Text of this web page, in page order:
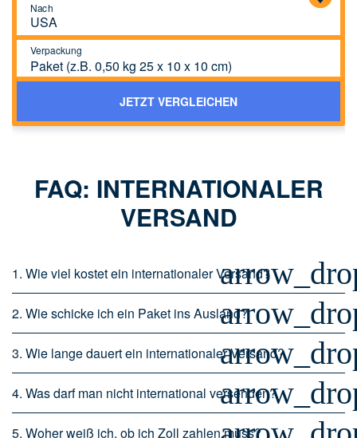
Nach
Verpackung
Paket (z.B. 0,50 kg 25 x 10 x 10 cm)
JETZT VERGLEICHEN
FAQ: INTERNATIONALER
VERSAND
1. Wie viel kostet ein internationaler Versand?
2. Wie schicke ich ein Paket ins Ausland?
3. Wie lange dauert ein internationaler Versand?
4. Was darf man nicht international versenden?
5. Woher weiß ich, ob ich Zoll zahlen muss?